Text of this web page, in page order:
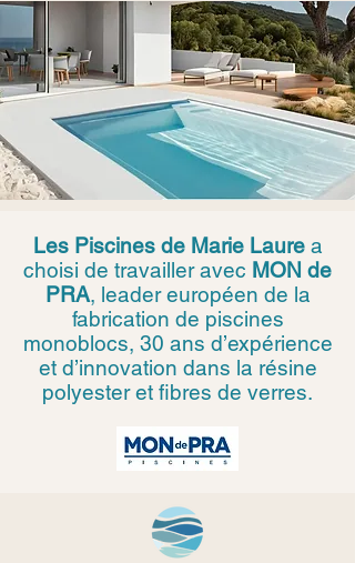
Les Piscines de Marie Laurea
choisi de travailler avec MON de
PRA, leader européen de la
fabrication de piscines
monoblocs, 30 ans d’expérience
et d’innovation dans la résine
polyester et fibres de verres.